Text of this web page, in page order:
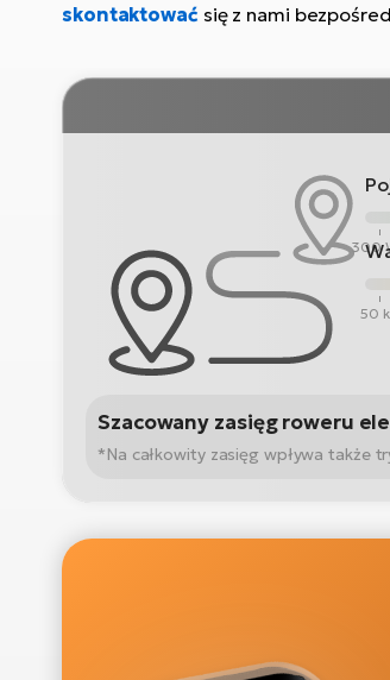
skontaktować się z nami
300
50
Szacowany zasięg roweru
*Na całkowity zasięg wpływa także